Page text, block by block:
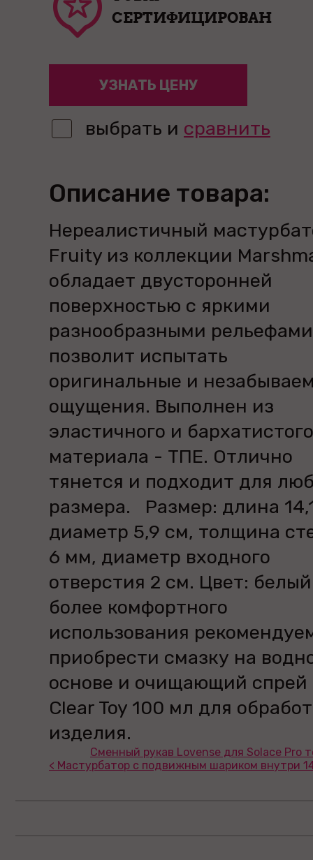
СЕРТИФИЦИРОВАН
УЗНАТЬ ЦЕНУ
выбрать и сравнить
Описание товара:
Нереалистичный
Fruity из коллекции
обладает двусторонней
поверхностью с яркими
разнообразными
позволит испытать
оригинальные и
ощущения. Выполнен из
эластичного и бархатистого
материала - ТПЕ. Отлично
тянется и подходит для
размера. Размер: длина
диаметр 5,9 см, толщина
6 мм, диаметр входного
отверстия 2 см. Цвет:
более комфортного
использования
приобрести смазку на
основе и очищающий спрей
Clear Toy 100 мл для
изделия.
Сменный рукав Lovense для Solace Pro
< Мастурбатор с подвижным шариком внутри